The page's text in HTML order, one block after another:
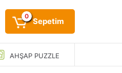
0
Sepetim
AHŞAPPUZZLE